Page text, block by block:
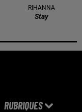
RIHANNA
Stay
RUBRIQUES